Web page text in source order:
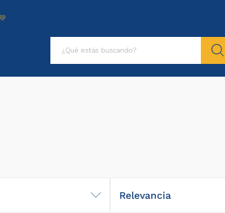
Relevancia